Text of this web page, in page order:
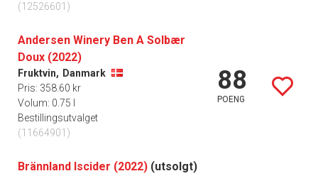
(12526601)
Andersen Winery Ben A Solbær
Doux (2022)
Fruktvin, Danmark
Pris: 358.60 kr
Volum: 0.75 l
Bestillingsutvalget
(11664901)
88
POENG
Brännland Iscider (2022) (utsolgt)